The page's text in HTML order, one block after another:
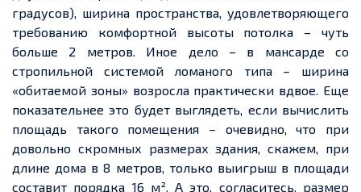
градусов), ширина пространства, удовлетворяющего
требованию комфортной высоты потолка – чуть
больше 2 метров. Иное дело – в мансарде со
стропильной системой ломаного типа – ширина
«обитаемой зоны» возросла практически вдвое. Еще
показательнее это будет выглядеть, если вычислить
площадь такого помещения – очевидно, что при
довольно скромных размерах здания, скажем, при
длине дома в 8 метров, только выигрыш в площади
составит порядка 16 м². А это, согласитесь, размер